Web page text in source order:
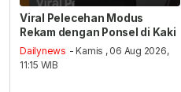
Viral Pelecehan Modus
Rekam dengan Ponsel di Kaki
Dailynews - Kamis , 06 Aug 2026,
11:15 WIB